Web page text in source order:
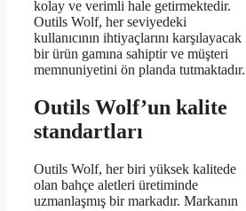
kolay ve verimli hale getirmektedir.
Outils Wolf, her seviyedeki
kullanıcının ihtiyaçlarını karşılayacak
bir ürün gamına sahiptir ve müşteri
memnuniyetini ön planda tutmaktadır.
Outils Wolf’un kalite
standartları
Outils Wolf, her biri yüksek kalitede
olan bahçe aletleri üretiminde
uzmanlaşmış bir markadır. Markanın